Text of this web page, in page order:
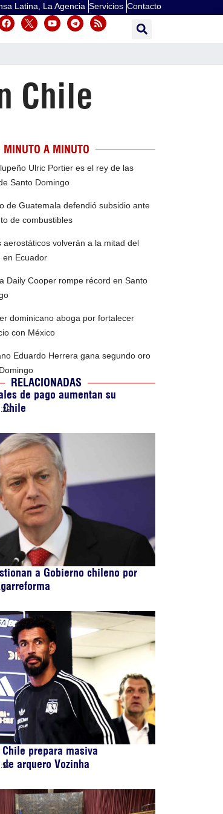
Latina, La Agencia Servicios Contacto
Chile
MINUTO A MINUTO
Ulric Portier es el rey de las
Santo Domingo
de Guatemala defendió subsidio ante
de combustibles
aerostáticos volverán a la mitad del
en Ecuador
Daily Cooper rompe récord en Santo
dominicano aboga por fortalecer
con México
Eduardo Herrera gana segundo oro
RELACIONADAS
de pago aumentan su
Chile
a Gobierno chileno por
prepara masiva
arquero Vozinha